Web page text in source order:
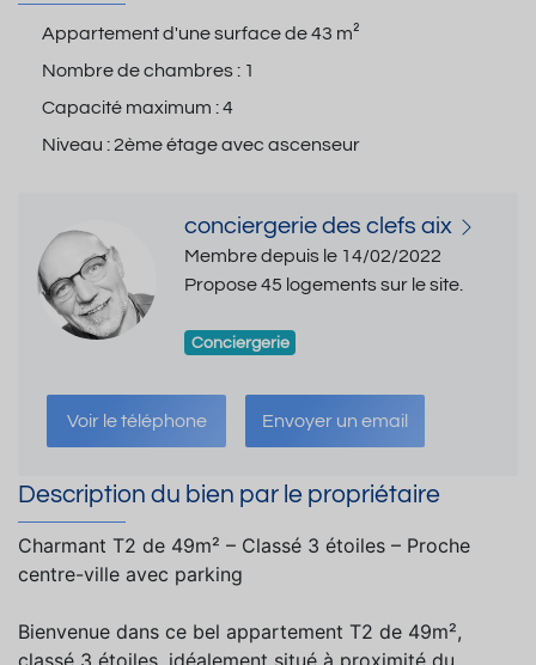
Appartement d'une surface de43 m²
Nombre de chambres : 1
Capacité maximum :4
Niveau :2ème étage avec ascenseur
conciergerie des clefs aix
Membre depuis le 14/02/2022
Propose 45 logements sur le site.
Conciergerie
Voir le téléphone Envoyer un email
Description du bien par le propriétaire
Charmant T2 de 49m² – Classé 3 étoiles – Proche
centre-ville avec parking
Bienvenue dans ce bel appartement T2 de 49m²,